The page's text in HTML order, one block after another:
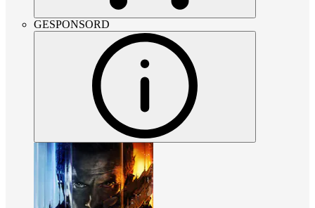
GESPONSORD